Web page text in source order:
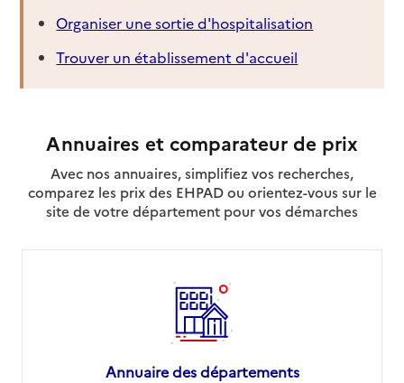
Organiser une sortie d'hospitalisation
Trouver un établissement d'accueil
Annuaires et comparateur de prix
Avec nos annuaires, simplifiez vos recherches,
comparez les prix des EHPAD ou orientez-vous sur le
site de votre département pour vos démarches
Annuaire des départements